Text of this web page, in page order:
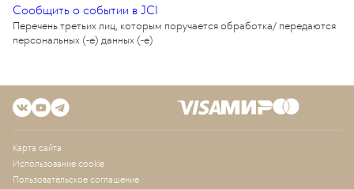
Сообщить о событии в JCI
Перечень третьих лиц, которым поручается обработка/ передаются
персональных (-е) данных (-е)
Карта сайта
Использование cookie
Пользовательское соглашение